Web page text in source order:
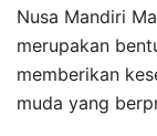
Nusa Mandiri
merupakan
memberikan
muda yang